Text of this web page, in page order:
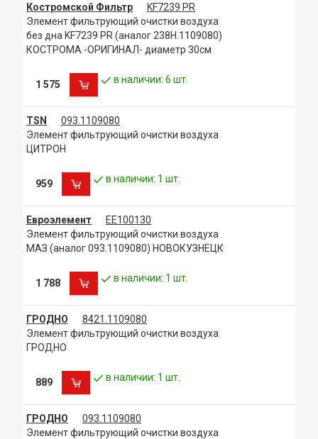
Костромской Фильтр
KF7239 PR
Элемент фильтрующий очистки воздуха
без дна KF7239 PR (аналог 238Н.1109080)
КОСТРОМА -ОРИГИНАЛ- диаметр 30см
1 575 в наличии: 6 шт.
TSN
093.1109080
Элемент фильтрующий очистки воздуха
ЦИТРОН
959 в наличии: 1 шт.
Евроэлемент
ЕЕ100130
Элемент фильтрующий очистки воздуха
МАЗ (аналог 093.1109080) НОВОКУЗНЕЦК
1 788 в наличии: 1 шт.
ГРОДНО
8421.1109080
Элемент фильтрующий очистки воздуха
ГРОДНО
889 в наличии: 1 шт.
ГРОДНО
093.1109080
Элемент фильтрующий очистки воздуха